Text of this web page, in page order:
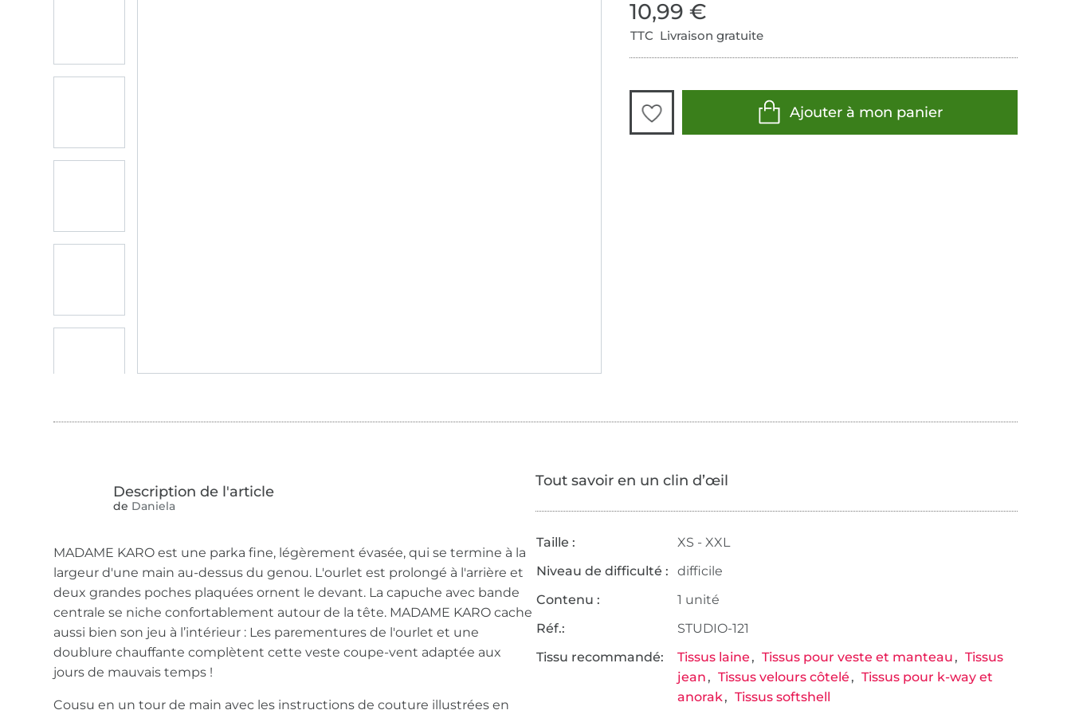
10,99 €
TTC Livraison gratuite
Ajouter à mon panier
de Daniela
MADAME KARO est une parka fine, légèrement évasée, qui se termine à la
largeur d'une main au-dessus du genou. L'ourlet est prolongé à l'arrière et
deux grandes poches plaquées ornent le devant. La capuche avec bande
centrale se niche confortablement autour de la tête. MADAME KARO cache
aussi bien son jeu à l’intérieur : Les parementures de l'ourlet et une
doublure chauffante complètent cette veste coupe-vent adaptée aux
jours de mauvais temps !
Cousu en un tour de main avec les instructions de couture illustrées en
Tout savoir en un clin d’œil
Taille :
XS - XXL
Niveau de difficulté :
difficile
Contenu :
1 unité
Réf.:
STUDIO-121
Tissu recommandé:
Tissus laine Tissus pour veste et manteau
Tissus
jean
Tissus velours côtelé
Tissus pour k-way et
anorak
Tissus softshell